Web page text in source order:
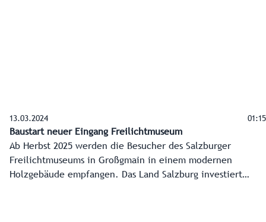
13.03.2024 01:15
Baustart neuer Eingang Freilichtmuseum
Ab Herbst 2025 werden die Besucher des Salzburger
Freilichtmuseums in Großgmain in einem modernen
Holzgebäude empfangen. Das Land Salzburg investiert